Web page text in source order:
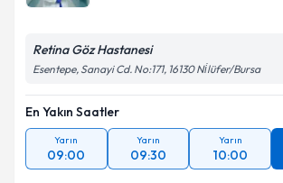
Retina Göz Hastanesi
Esentepe, Sanayi Cd. No:171, 16130 Ni̇lüfer/Bursa
En Yakın Saatler
Yarın
09:00
Yarın
09:30
Yarın
10:00